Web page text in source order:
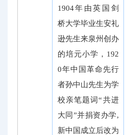
1904年由英国剑
桥大学毕业生安礼
逊先生来泉州创办
的培元小学，192
0年中国革命先行
者孙中山先生为学
校亲笔题词“共进
大同”并捐资办学,
新中国成立后改为